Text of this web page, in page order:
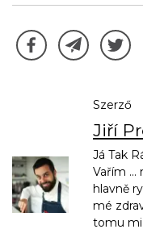
Szerző
Jiří
Já Tak
Vařím ...
hlavně
mé
tomu mi